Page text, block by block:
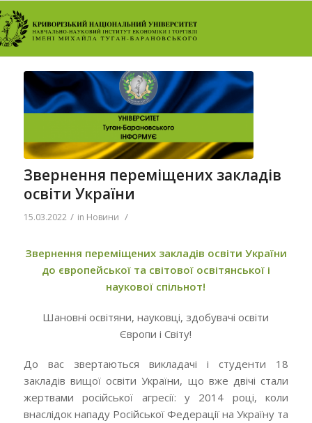
Звернення переміщених закладів
освіти України
15.03.2022 / in Новини /
Звернення переміщених закладів освіти України
до європейської та світової освітянської і
наукової спільнот!
Шановні освітяни, науковці, здобувачі освіти
Європи і Світу!
До вас звертаються викладачі і студенти 18
закладів вищої освіти України, що вже двічі стали
жертвами російської агресії: у 2014 році, коли
внаслідок нападу Російської Федерації на Україну та